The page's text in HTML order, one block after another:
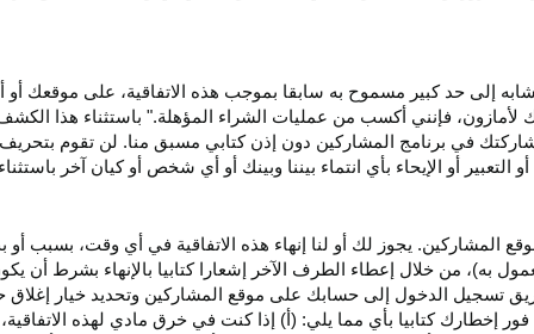
إلى حد كبير مسموح به سابقا بموجب هذه الاتفاقية، على موقعك
فإنني أكسب من عمليات الشراء المؤهلة." باستثناء هذا
مشاركتك في برنامج المشاركين دون إذن كتابي مسبق منا. لن تقوم
أو التعبير أو الإيحاء بأي انتماء بيننا وبينك أو أي شخص أو كيان آخر
المشاركين. يجوز لك أو لنا إنهاء هذه الاتفاقية في أي وقت، بسبب أو
به)، من خلال إعطاء الطرف الآخر إشعارا كتابيا بالإنهاء بشرط أن يكون
طريق تسجيل الدخول إلى حسابك على موقع المشاركين وتحديد خيار
فور إخطارك كتابيا بأي مما يلي: (أ) إذا كنت في خرق مادي لهذه